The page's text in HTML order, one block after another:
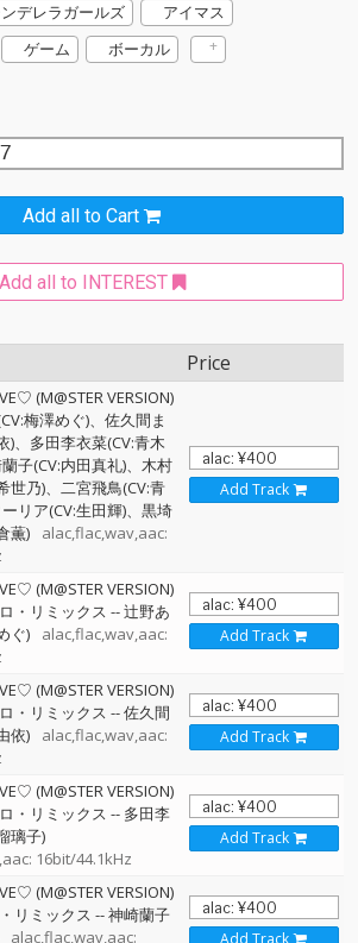
デレラガールズ
アイマス
ゲーム ボーカル
Add all to Cart
Add all to INTEREST
Price
(M@STER VERSION)
梅澤めぐ)、佐久間ま
)、多田李衣菜(CV:青木
子(CV:内田真礼)、木村
世乃)、二宮飛鳥(CV:青
リア(CV:生田輝)、黒埼
薫)
alac,flac,wav,aac:
Add Track
(M@STER VERSION)
・リミックス --辻野あ
ぐ)
alac,flac,wav,aac:
Add Track
(M@STER VERSION)
・リミックス --佐久間
依)
alac,flac,wav,aac:
Add Track
(M@STER VERSION)
・リミックス -- 多田李
璃子)
16bit/44.1kHz
Add Track
(M@STER VERSION)
リミックス --神崎蘭子
alac,flac,wav,aac:
Add Track